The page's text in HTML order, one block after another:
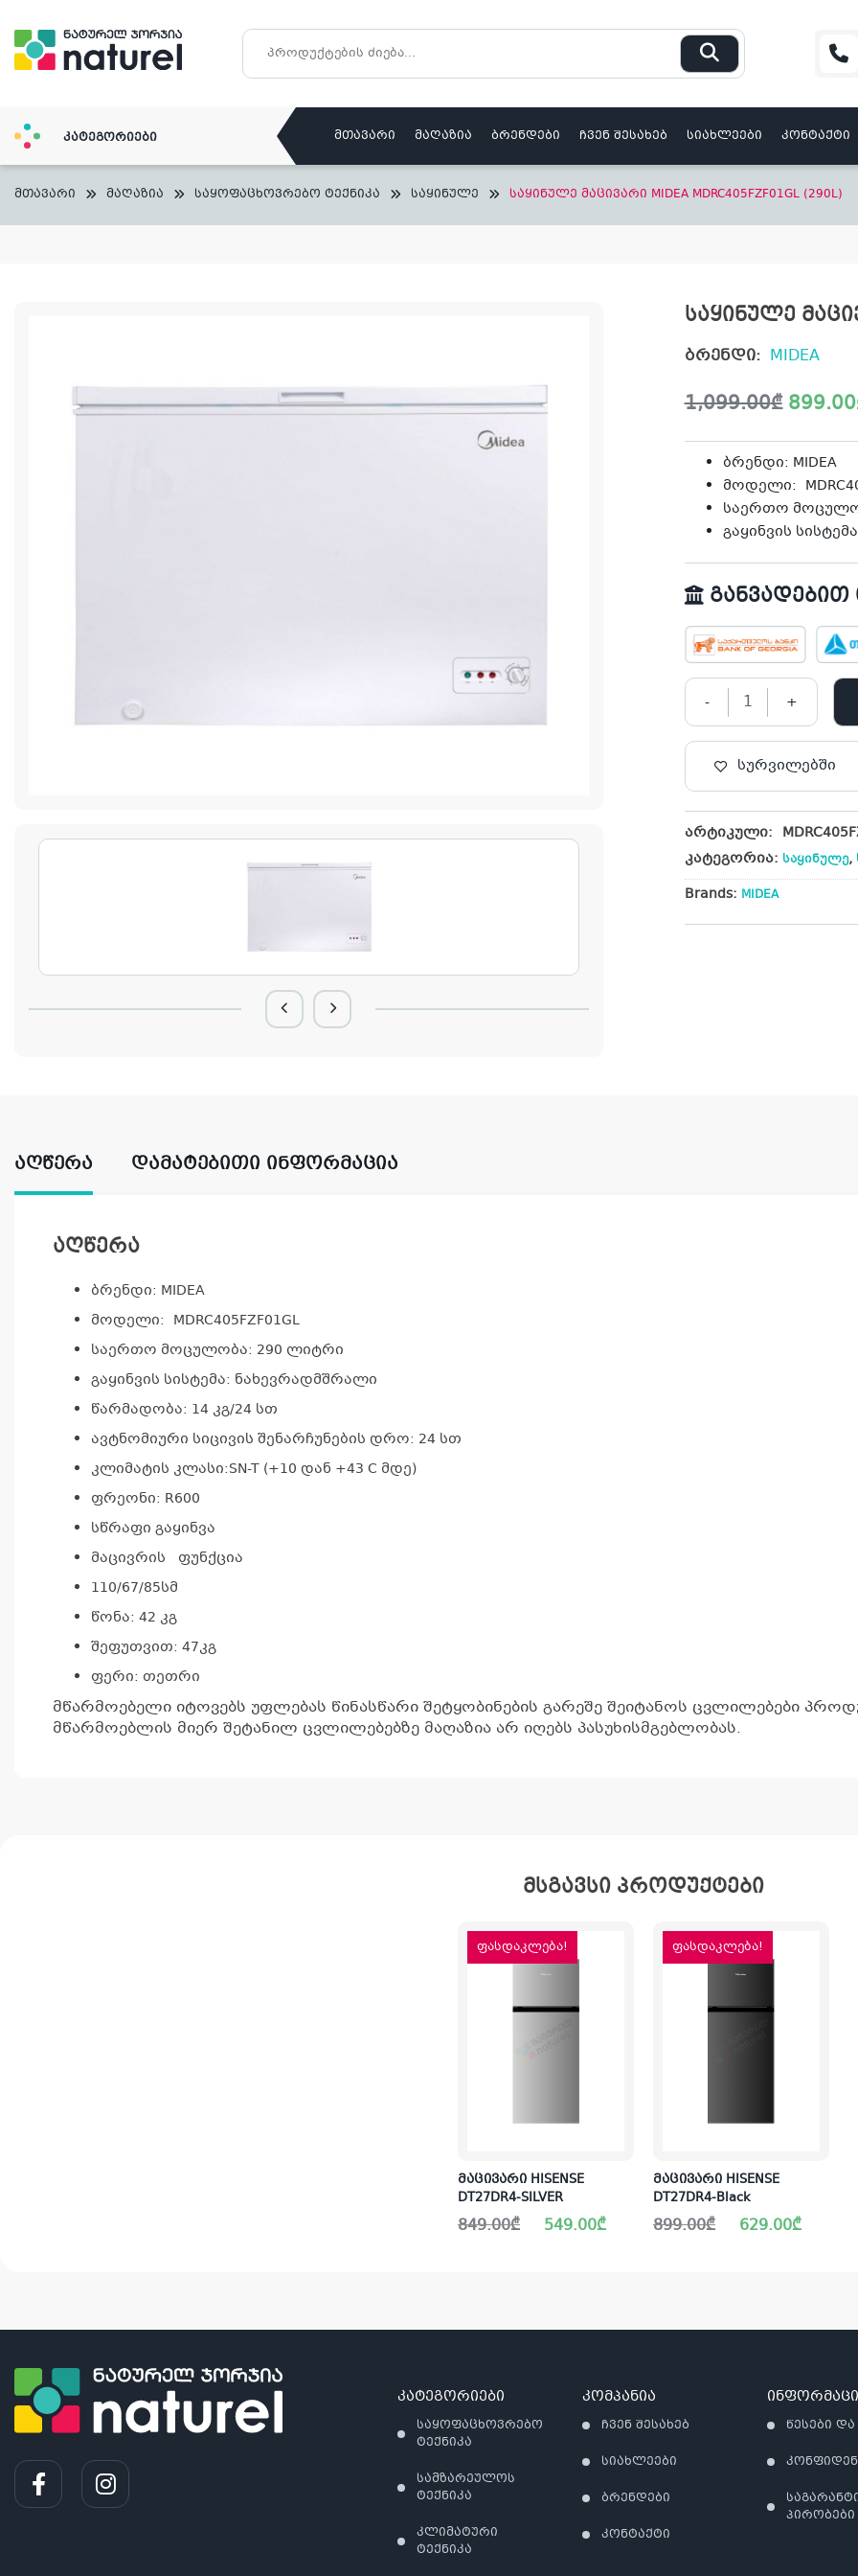
content
კატეგორიები მთავარი მაღაზია ბრენდები ჩვენ შესახებ სიახლეები კონტაქტი
მთავარი მაღაზია საყოფაცხოვრებო ტექნიკა საყინულე საყინულე მაცივარი MIDEA MDRC405FZF01GL (290L)
საყინულე
ბრენდი: MIDEA
1,099.00₾
Original
was:
1,099.00₾.
899.00
Current
is:
899.00₾.
ბრენდი: MIDEA
მოდელი:
საერთო
გაყინვის
განვადებით
- +
სურვილებში
არტიკული:
კატეგორია: საყინულე,
Brands: MIDEA
ᲐᲦᲬᲔᲠᲐ ᲓᲐᲛᲐᲢᲔᲑᲘᲗᲘ ᲘᲜᲤᲝᲠᲛᲐᲪᲘᲐ
აღწერა
ბრენდი: MIDEA
მოდელი: MDRC405FZF01GL
საერთო მოცულობა: 290 ლიტრი
გაყინვის სისტემა: ნახევრადმშრალი
წარმადობა: 14 კგ/24 სთ
ავტნომიური სიცივის შენარჩუნების დრო: 24 სთ
კლიმატის კლასი:SN-T (+10 დან +43 C მდე)
ფრეონი: R600
სწრაფი გაყინვა
მაცივრის ფუნქცია
110/67/85სმ
წონა: 42 კგ
შეფუთვით: 47კგ
ფერი: თეთრი
მწარმოებელი იტოვებს უფლებას წინასწარი შეტყობინების გარეშე შეიტანოს ცვლილებები
მწარმოებლის მიერ შეტანილ ცვლილებებზე მაღაზია არ იღებს პასუხისმგებლობას.
მსგავსი პროდუქტები
ფასდაკლება!
მაცივარი HISENSE
DT27DR4-SILVER
849.00₾
Original 549.00₾
Current
ფასდაკლება!
მაცივარი HISENSE
DT27DR4-Black
899.00₾
Original 629.00₾
Current
კატეგორიები
საყოფაცხოვრებო
ტექნიკა
სამზარეულოს
ტექნიკა
კლიმატური
ტექნიკა
კომპანია
ჩვენ შესახებ
სიახლეები
ბრენდები
კონტაქტი
წესები
პირობები